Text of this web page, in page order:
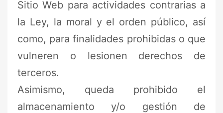
Sitio Web para actividades contrarias a
la Ley, la moral y el orden público, así
como, para finalidades prohibidas o que
vulneren o lesionen derechos de
terceros.
Asimismo, queda prohibido el
almacenamiento y/o gestión de